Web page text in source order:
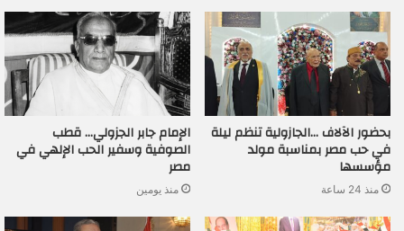
بحضور الآلاف …الجازولية تنظم ليلة
في حب مصر بمناسبة مولد
مؤسسها
منذ 24 ساعة
الإمام جابر الجزولي… قطب
الصوفية وسفير الحب الإلهي في
مصر
منذ يومين